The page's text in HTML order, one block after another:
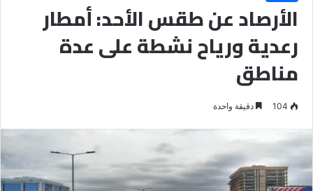
الأرصاد عن طقس الأحد: أمطار
رعدية ورياح نشطة على عدة
مناطق
104 دقيقة واحدة